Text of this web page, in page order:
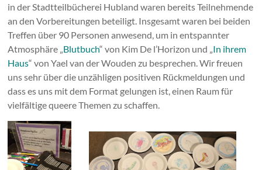
in der Stadtteilbücherei Hubland waren bereits Teilnehmende
an den Vorbereitungen beteiligt. Insgesamt waren bei beiden
Treffen über 90 Personen anwesend, um in entspannter
Atmosphäre „ Blutbuch“ von Kim De l’Horizon und „ In ihrem
Haus“ von Yael van der Wouden zu besprechen. Wir freuen
uns sehr über die unzähligen positiven Rückmeldungen und
dass es uns mit dem Format gelungen ist, einen Raum für
vielfältige queere Themen zu schaffen.